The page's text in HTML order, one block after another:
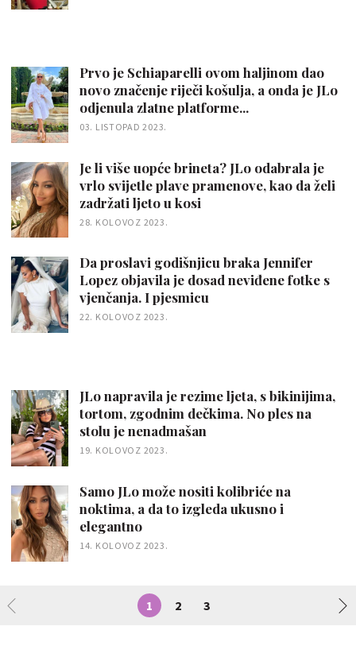
Prvo je Schiaparelli ovom haljinom dao
novo značenje riječi košulja, a onda je JLo
odjenula zlatne platforme...
03. LISTOPAD 2023.
Je li više uopće brineta? JLo odabrala je
vrlo svijetle plave pramenove, kao da želi
zadržati ljeto u kosi
28. KOLOVOZ 2023.
Da proslavi godišnjicu braka Jennifer
Lopez objavila je dosad neviđene fotke s
vjenčanja. I pjesmicu
22. KOLOVOZ 2023.
JLo napravila je rezime ljeta, s bikinijima,
tortom, zgodnim dečkima. No ples na
stolu je nenadmašan
19. KOLOVOZ 2023.
Samo JLo može nositi kolibriće na
noktima, a da to izgleda ukusno i
elegantno
14. KOLOVOZ 2023.
1 2 3